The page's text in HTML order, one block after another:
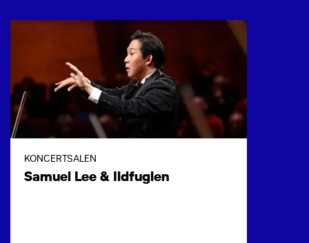
KONCERTSALEN
Samuel Lee & Ildfuglen